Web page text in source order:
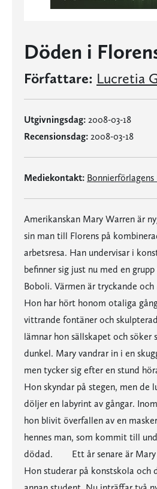
Döden i
Författare: Lucretia
Utgivningsdag: 2008-03-18
Recensionsdag: 2008-03-18
Mediekontakt: Bonnierförlagens
Amerikanskan Mary Warren är
sin man till Florens på
arbetsresa. Han undervisar i
befinner sig just nu med en
Boboli. Värmen är tryckande
Hon har hört honom otaliga
vittrande fontäner och
lämnar hon sällskapet och söker
dunkel. Mary vandrar in i en
men tycker sig efter en stund
Hon skyndar på stegen, men de
döljer en labyrint av gångar.
hon blivit överfallen av en
hennes man, som kommit till
dödad. Ett år senare är Mary
Hon studerar på konstskola och